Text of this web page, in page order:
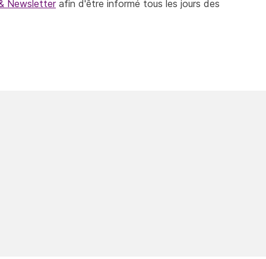
Newsletterafin d'être informé tous les jours des